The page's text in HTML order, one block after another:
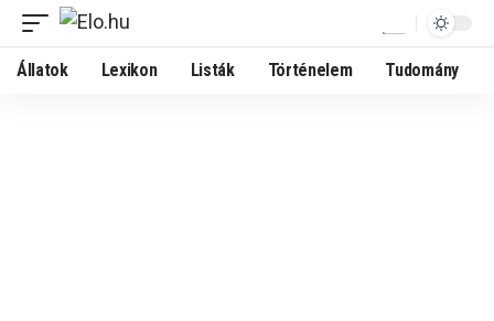
Állatok Lexikon Listák Történelem Tudomány